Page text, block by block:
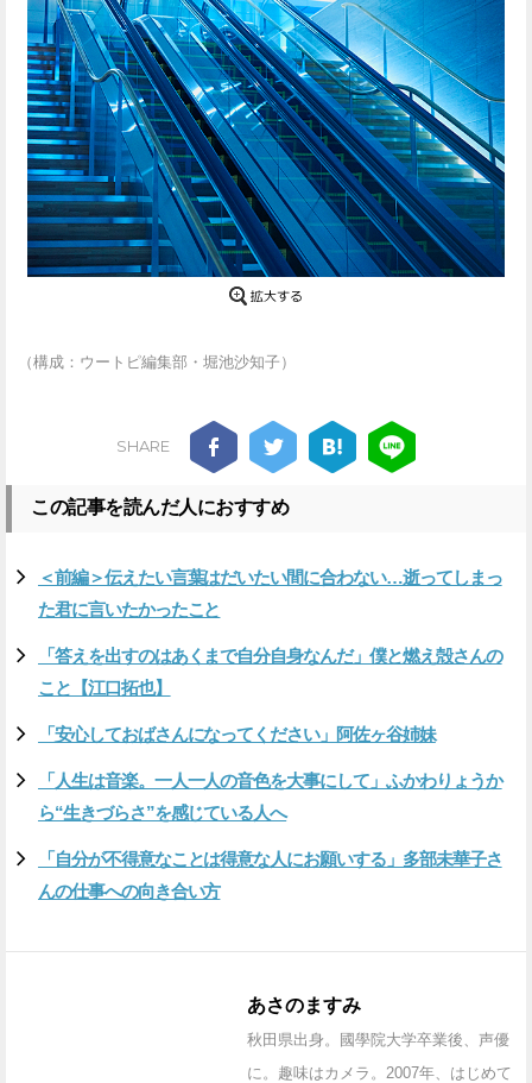
（構成：ウートピ編集部・堀池沙知子）
SHARE
この記事を読んだ人におすすめ
＜前編＞伝えたい言葉はだいたい間に合わない…逝ってしまっ
た君に言いたかったこと
「答えを出すのはあくまで自分自身なんだ」僕と燃え殻さんの
こと【江口拓也】
「安心しておばさんになってください」阿佐ヶ谷姉妹
「人生は音楽。一人一人の音色を大事にして」ふかわりょうか
ら“生きづらさ”を感じている人へ
「自分が不得意なことは得意な人にお願いする」多部未華子さ
んの仕事への向き合い方
あさのますみ
秋田県出身。國學院大学卒業後、声優
に。趣味はカメラ。2007年、はじめて